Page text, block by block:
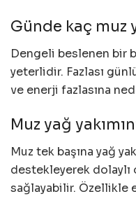
Günde kaç muz
Dengeli beslenen bir
yeterlidir. Fazlası
ve enerji fazlasına
Muz yağ
Muz tek başına yağ
destekleyerek dolaylı
sağlayabilir. Özellikle